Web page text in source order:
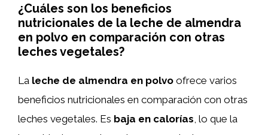
¿Cuáles son los beneficios
nutricionales de la leche de almendra
en polvo en comparación con otras
leches vegetales?
La leche de almendra en polvo ofrece varios
beneficios nutricionales en comparación con otras
leches vegetales. Es baja en calorías , lo que la